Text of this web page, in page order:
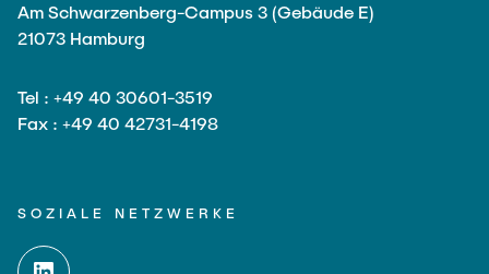
Am Schwarzenberg-Campus 3 (Gebäude E)
21073 Hamburg
Tel : +49 40 30601-3519
Fax : +49 40 42731-4198
SOZIALE NETZWERKE